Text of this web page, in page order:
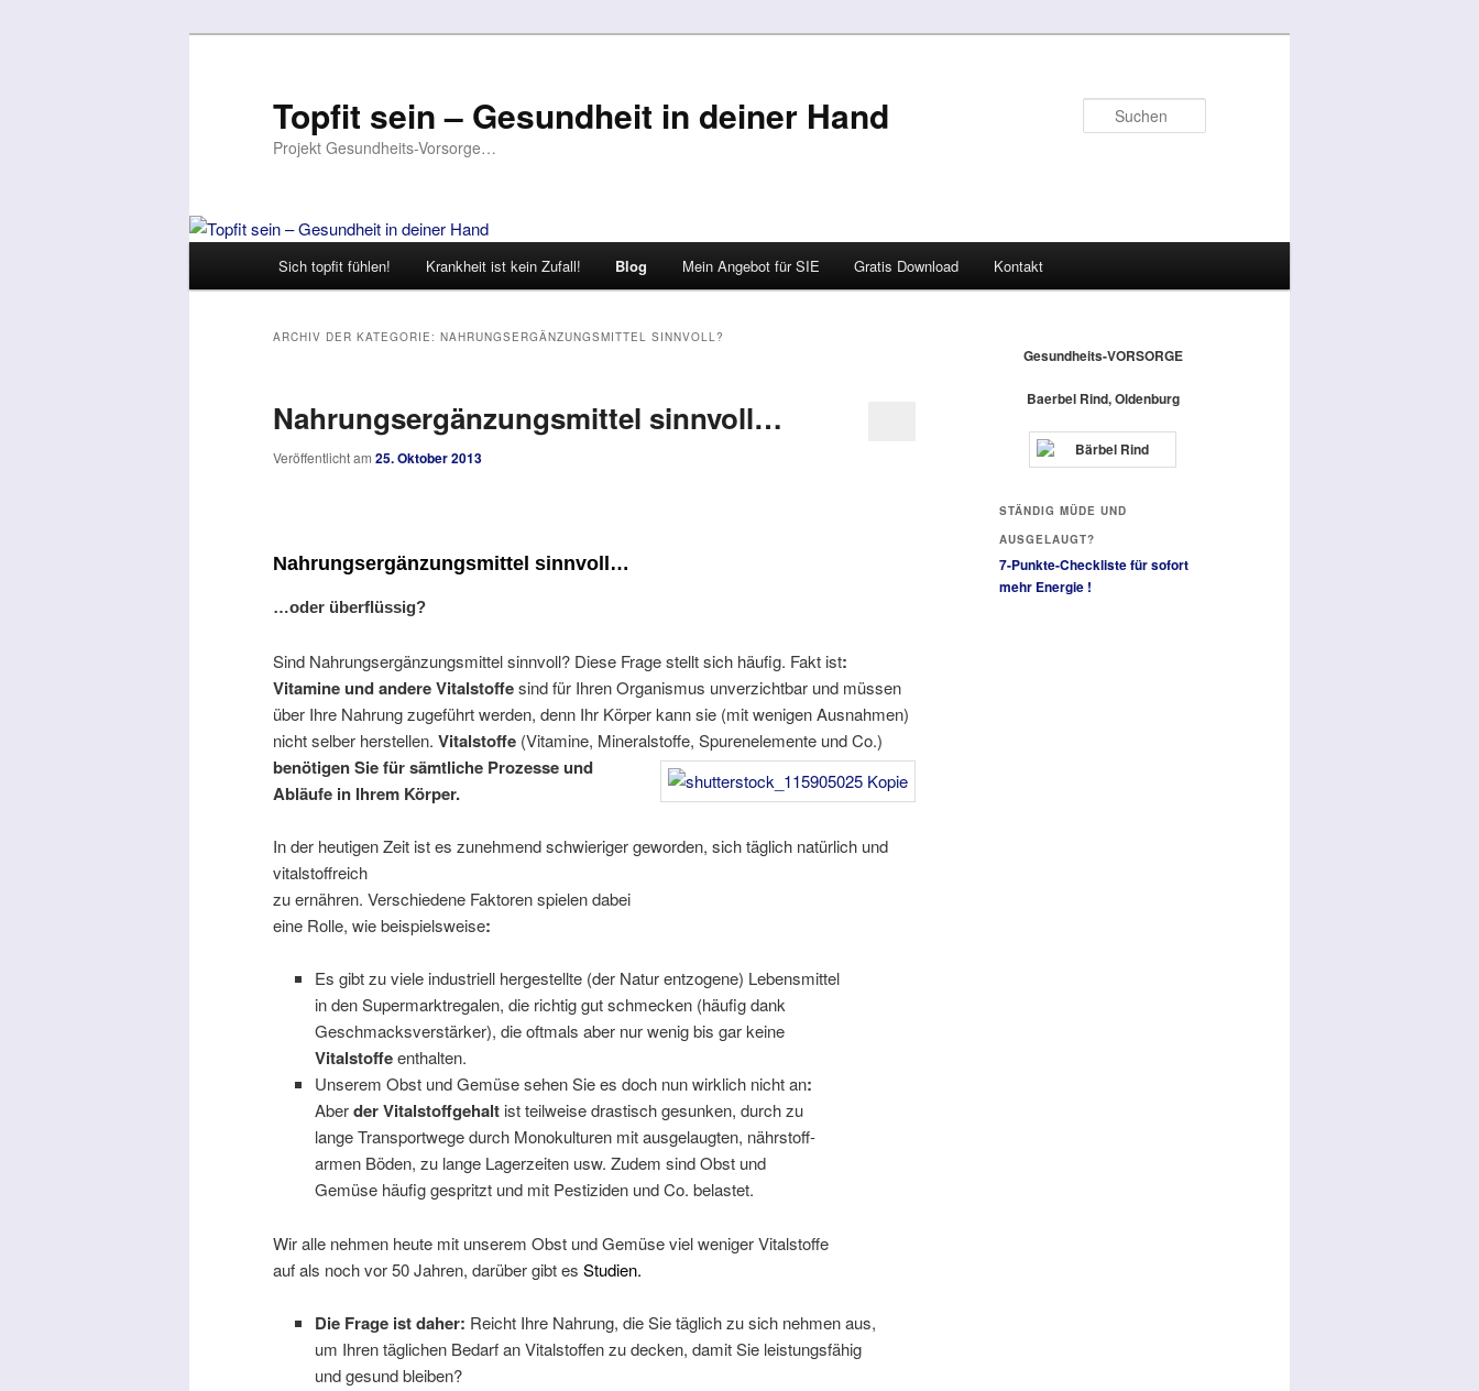
Topfit sein – Gesundheit in deiner Hand
Projekt Gesundheits-Vorsorge…
Zum
Zum
wechseln
Sich topfit fühlen! Krankheit ist kein Zufall! Blog Mein Angebot für SIE Gratis Download Kontakt
ARCHIV DER KATEGORIE: NAHRUNGSERGÄNZUNGSMITTEL SINNVOLL?
Nahrungsergänzungsmittel sinnvoll…
Veröffentlicht am 25. Oktober 2013
Nahrungsergänzungsmittel sinnvoll…
…oder überflüssig?
Sind Nahrungsergänzungsmittel sinnvoll? Diese Frage stellt sich häufig. Fakt ist:
Vitamine und andere Vitalstoffesind für Ihren Organismus unverzichtbar und müssen
über Ihre Nahrung zugeführt werden, denn Ihr Körper kann sie (mit wenigen Ausnahmen)
nicht selber herstellen. Vitalstoffe (Vitamine, Mineralstoffe, Spurenelemente und Co.)
benötigen Sie für sämtliche Prozesse und
Abläufe in Ihrem Körper.
In der heutigen Zeit ist es zunehmend schwieriger geworden, sich täglich natürlich und
vitalstoffreich
zu ernähren. Verschiedene Faktoren spielen dabei
eine Rolle, wie beispielsweise:
Es gibt zu viele industriell hergestellte (der Natur entzogene) Lebensmittel
in den Supermarktregalen, die richtig gut schmecken (häufig dank
Geschmacksverstärker), die oftmals aber nur wenig bis gar keine
Vitalstoffeenthalten.
Unserem Obst und Gemüse sehen Sie es doch nun wirklich nicht an:
Aberder Vitalstoffgehaltist teilweise drastisch gesunken, durch zu
lange Transportwege durch Monokulturen mit ausgelaugten, nährstoff-
armen Böden, zu lange Lagerzeiten usw. Zudem sind Obst und
Gemüse häufig gespritzt und mit Pestiziden und Co. belastet.
Wir alle nehmen heute mit unserem Obst und Gemüse viel weniger Vitalstoffe
auf als noch vor 50 Jahren, darüber gibt es Studien.
Die Frage ist daher: Reicht Ihre Nahrung, die Sie täglich zu sich nehmen aus,
um Ihren täglichen Bedarf an Vitalstoffen zu decken, damit Sie leistungsfähig
und gesund bleiben?
Gesundheits-VORSORGE
Baerbel Rind, Oldenburg
STÄNDIG MÜDE UND
AUSGELAUGT?
7-Punkte-Checkliste für sofort
mehr Energie !